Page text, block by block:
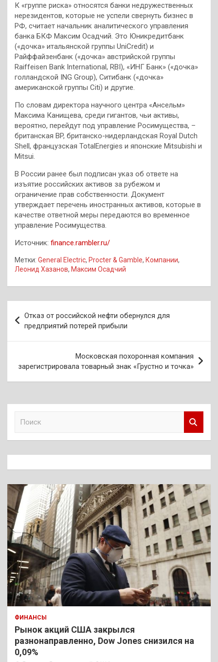
К «группе риска» относятся банки недружественных
нерезидентов, которые не успели свернуть бизнес в
РФ, считает начальник аналитического управления
банка БКФ Максим Осадчий. Это Юникредитбанк
(«дочка» итальянской группы UniCredit) и
Райффайзенбанк («дочка» австрийской группы
Raiffeisen Bank International, RBI), «ИНГ Банк» («дочка»
голландской ING Group), Ситибанк («дочка»
американской группы Citi) и другие.
По словам директора научного центра «Ансельм»
Максима Канищева, среди гигантов, чьи активы,
вероятно, перейдут под управление Росимущества, –
британская BP, британско-нидерландская Royal Dutch
Shell, французская TotalEnergies и японские Mitsubishi и
Mitsui.
В России ранее был подписан указ об ответе на
изъятие российских активов за рубежом и
ограничение прав собственности. Документ
утверждает перечень иностранных активов, которые в
качестве ответной меры передаются во временное
управление Росимущества.
Источник: finance.rambler.ru/
Метки: General Electric, Procter & Gamble, Компании,
Леонид Хазанов, Максим Осадчий
по
записям
Отказ от российской нефти обернулся для
предприятий потерей прибыли
Московская похоронная компания
зарегистрировала товарный знак «Грустно и точка»
к
ФИНАНСЫ
Рынок акций США закрылся
разнонаправленно, Dow Jones снизился на
0,09%